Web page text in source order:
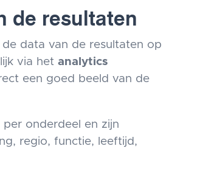
de resultaten
data van de resultaten op
via het analytics
een goed beeld van de
per onderdeel en zijn
regio, functie, leeftijd,